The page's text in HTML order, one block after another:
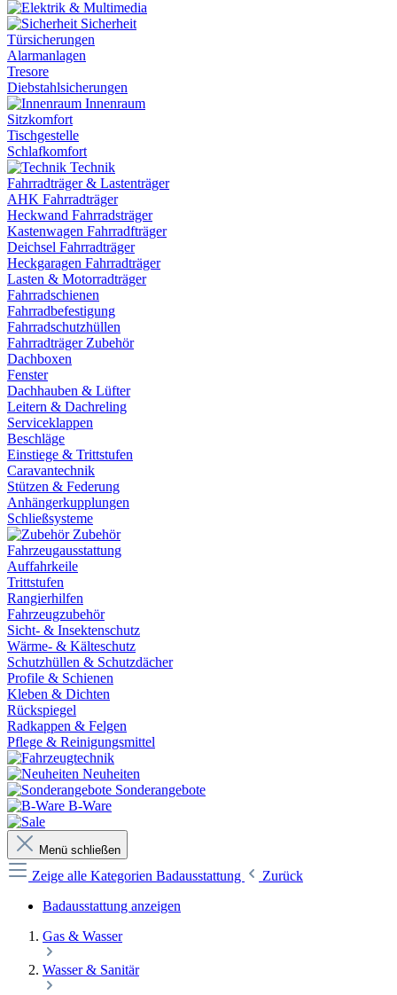
Sicherheit
Türsicherungen
Alarmanlagen
Tresore
Diebstahlsicherungen
Innenraum
Sitzkomfort
Tischgestelle
Schlafkomfort
Technik
Fahrradträger & Lastenträger
AHK Fahrradträger
Heckwand Fahrradsträger
Kastenwagen Fahrradfträger
Deichsel Fahrradträger
Heckgaragen Fahrradträger
Lasten & Motorradträger
Fahrradschienen
Fahrradbefestigung
Fahrradschutzhüllen
Fahrradträger Zubehör
Dachboxen
Fenster
Dachhauben & Lüfter
Leitern & Dachreling
Serviceklappen
Beschläge
Einstiege & Trittstufen
Caravantechnik
Stützen & Federung
Anhängerkupplungen
Schließsysteme
Zubehör
Fahrzeugausstattung
Auffahrkeile
Trittstufen
Rangierhilfen
Fahrzeugzubehör
Sicht- & Insektenschutz
Wärme- & Kälteschutz
Schutzhüllen & Schutzdächer
Profile & Schienen
Kleben & Dichten
Rückspiegel
Radkappen & Felgen
Pflege & Reinigungsmittel
Neuheiten
Sonderangebote
B-Ware
Menü schließen
Zeige alle Kategorien Badausstattung
Zurück
Badausstattung anzeigen
Gas & Wasser
Wasser & Sanitär